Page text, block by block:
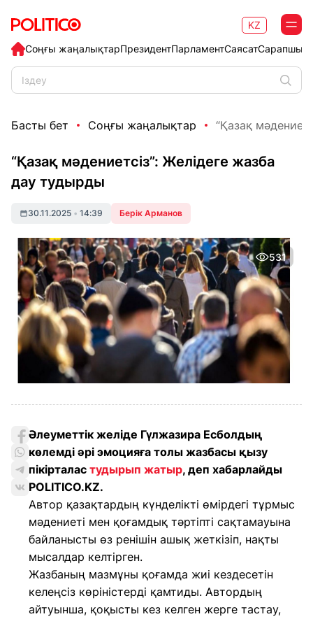
Соңғы жаңалықтарПрезидентПарламентСаясат
KZ
Басты бет Соңғы жаңалықтар “Қазақ
“Қазақ мәдениетсіз”: Желідеге жазба
дау тудырды
30.11.2025 • 14:39 Берік Арманов
531
Әлеуметтік желіде Гүлжазира Есболдың
көлемді әрі эмоцияға толы жазбасы қызу
пікірталас тудырып жатыр, деп хабарлайды
POLITICO.KZ.
Автор қазақтардың күнделікті өмірдегі тұрмыс
мәдениеті мен қоғамдық тәртіпті сақтамауына
байланысты өз ренішін ашық жеткізіп, нақты
мысалдар келтірген.
Жазбаның мазмұны қоғамда жиі кездесетін
келеңсіз көріністерді қамтиды. Автордың
айтуынша, қоқысты кез келген жерге тастау,